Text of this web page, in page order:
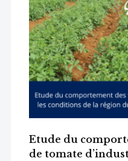
Etude du
de tomate